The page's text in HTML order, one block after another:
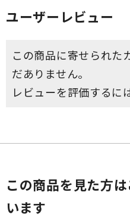
ユーザーレビュー
この商品に寄せられた
だありません。
レビューを評価するに
この商品を見た方
います